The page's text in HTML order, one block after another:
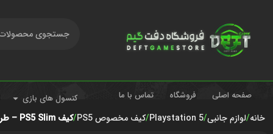
صفحه اصلی فروشگاه تماس با ما کنسول های بازی
خانه لوازم جانبی Playstation 5 کیف مخصوص PS5 کیف PS5 Slim – طرح The Last Of Us